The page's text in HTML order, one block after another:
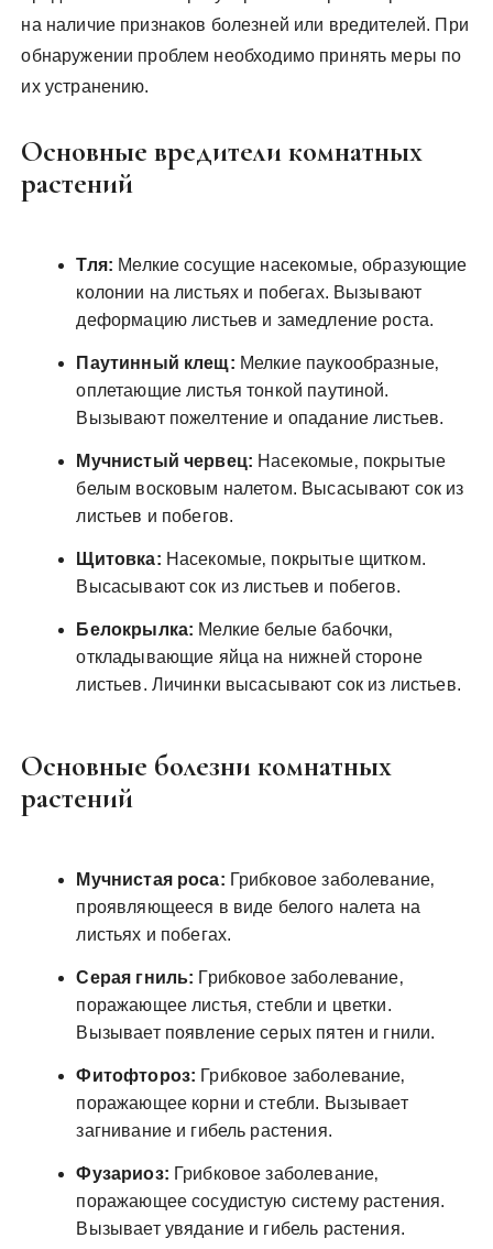
на наличие признаков болезней или вредителей. При
обнаружении проблем необходимо принять меры по
их устранению.
Основные вредители комнатных
растений
Тля: Мелкие сосущие насекомые‚ образующие
колонии на листьях и побегах. Вызывают
деформацию листьев и замедление роста.
Паутинный клещ: Мелкие паукообразные‚
оплетающие листья тонкой паутиной.
Вызывают пожелтение и опадание листьев.
Мучнистый червец: Насекомые‚ покрытые
белым восковым налетом. Высасывают сок из
листьев и побегов.
Щитовка: Насекомые‚ покрытые щитком.
Высасывают сок из листьев и побегов.
Белокрылка: Мелкие белые бабочки‚
откладывающие яйца на нижней стороне
листьев. Личинки высасывают сок из листьев.
Основные болезни комнатных
растений
Мучнистая роса: Грибковое заболевание‚
проявляющееся в виде белого налета на
листьях и побегах.
Серая гниль: Грибковое заболевание‚
поражающее листья‚ стебли и цветки.
Вызывает появление серых пятен и гнили.
Фитофтороз: Грибковое заболевание‚
поражающее корни и стебли. Вызывает
загнивание и гибель растения.
Фузариоз: Грибковое заболевание‚
поражающее сосудистую систему растения.
Вызывает увядание и гибель растения.